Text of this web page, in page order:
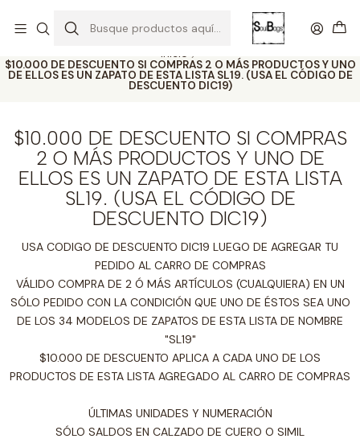
SOLO EL CUERO REEMPLAZA AL CUERO Todas las carteras acá
Inicio
$10.000 DE DESCUENTO SI COMPRAS 2 O MÁS PRODUCTOS Y UNO
DE ELLOS ES UN ZAPATO DE ESTA LISTA SL19. (USA EL CÓDIGO DE
DESCUENTO DIC19)
$10.000 DE DESCUENTO SI COMPRAS
2 O MÁS PRODUCTOS Y UNO DE
ELLOS ES UN ZAPATO DE ESTA LISTA
SL19. (USA EL CÓDIGO DE
DESCUENTO DIC19)
USA CODIGO DE DESCUENTO DIC19 LUEGO DE AGREGAR TU
PEDIDO AL CARRO DE COMPRAS
VÁLIDO COMPRA DE 2 Ó MÁS ARTÍCULOS (CUALQUIERA) EN UN
SÓLO PEDIDO CON LA CONDICIÓN QUE UNO DE ÉSTOS SEA UNO
DE LOS 34 MODELOS DE ZAPATOS DE ESTA LISTA DE NOMBRE
"SL19"
$10.000 DE DESCUENTO APLICA A CADA UNO DE LOS
PRODUCTOS DE ESTA LISTA AGREGADO AL CARRO DE COMPRAS
ÚLTIMAS UNIDADES Y NUMERACIÓN
SÓLO SALDOS EN CALZADO DE CUERO O SIMIL